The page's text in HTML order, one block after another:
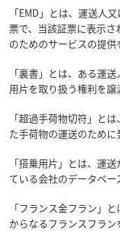
「EMD」とは、運送人
票で、当該証票に表示
のためのサービスの提供
「裏書」とは、ある運
用片を取り扱う権利を譲
「超過手荷物切符」と
た手荷物の運送のために
「搭乗用片」とは、運
ている会社のデータベー
「フランス金フラン」
からなるフランスフラ